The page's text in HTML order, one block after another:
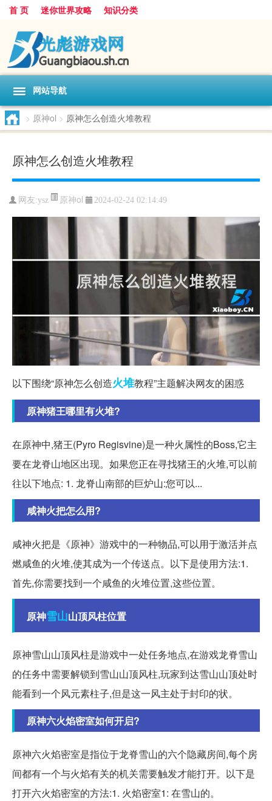
首 页 迷你世界攻略 知识分类
网站导航
> 原神ol > 原神怎么创造火堆教程
原神怎么创造火堆教程
网友:ysz 原神ol 2024-02-24 02:14:49
以下围绕“原神怎么创造火堆教程”主题解决网友的困惑
原神猪王哪里有火堆?
在原神中,猪王(Pyro Regisvine)是一种火属性的Boss,它主
要在龙脊山地区出现。如果您正在寻找猪王的火堆,可以前
往以下地点: 1. 龙脊山南部的巨炉山:您可以...
咸神火把怎么用?
咸神火把是《原神》游戏中的一种物品,可以用于激活并点
燃咸鱼的火堆,使其成为一个传送点。以下是使用方法:1.
首先,你需要找到一个咸鱼的火堆位置,这些位置。
原神雪山山顶风柱位置
原神雪山山顶风柱是游戏中一处任务地点,在游戏龙脊雪山
的任务中需要解锁到雪山山顶风柱,玩家到达雪山山顶处时
能看到一个风元素柱子,但是这一风主处于封印的状。
原神六火焰密室如何开启?
原神六火焰密室是指位于龙脊雪山的六个隐藏房间,每个房
间都有一个与火焰有关的机关需要触发才能打开。以下是
打开六火焰密室的方法:1. 火焰密室1: 在雪山的。